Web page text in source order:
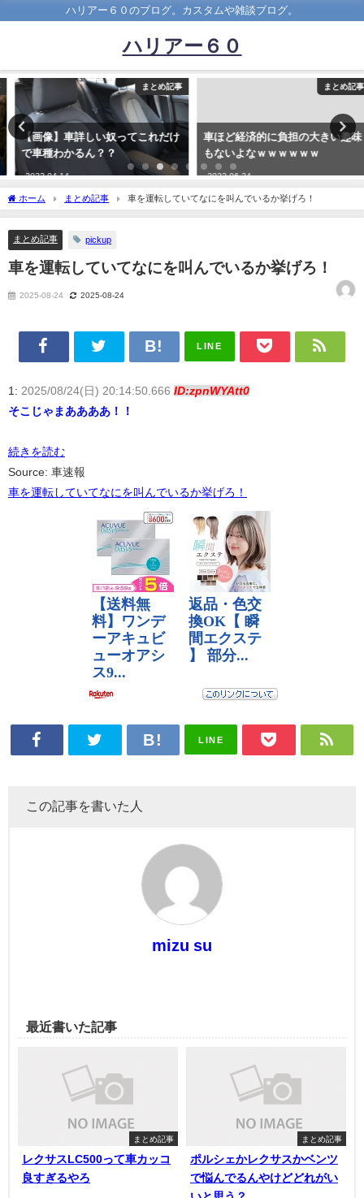
ハリアー６０のブログ。カスタムや雑談ブログ。
ハリアー６０
まとめ記事
【画像】車詳しい奴ってこれだけ
で車種わかるん？？
2023-04-14
まとめ記事
車ほど経済的に負担の大きい趣味
もないよなｗｗｗｗｗｗ
2022-06-24
ホーム まとめ記事 車を運転していてなにを叫んでいるか挙げろ！
まとめ記事 pickup
車を運転していてなにを叫んでいるか挙げろ！
2025-08-24 2025-08-24
LINE
1: 2025/08/24(日) 20:14:50.666 ID:zpnWYAtt0
そこじゃまああああ！！
続きを読む
Source: 車速報
車を運転していてなにを叫んでいるか挙げろ！
LINE
この記事を書いた人
mizu su
最近書いた記事
まとめ記事
レクサスLC500って車カッコ
良すぎるやろ
まとめ記事
ポルシェかレクサスかベンツ
で悩んでるんやけどどれがい